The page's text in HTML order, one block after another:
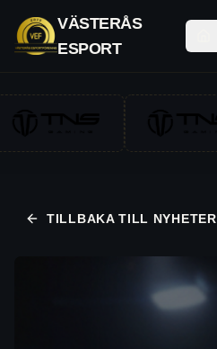
VÄSTERÅS
ESPORT
TILLBAKA TILL NYHETER